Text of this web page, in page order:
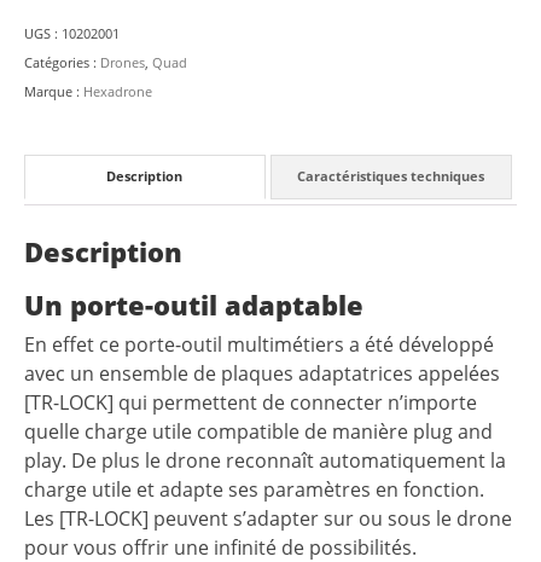
UGS : 10202001
Catégories : Drones Quad
Marque : Hexadrone
Description Caractéristiques techniques
Description
Un porte-outil adaptable
En effet ce porte-outil multimétiers a été développé
avec un ensemble de plaques adaptatrices appelées
[TR-LOCK] qui permettent de connecter n’importe
quelle charge utile compatible de manière plug and
play. De plus le drone reconnaît automatiquement la
charge utile et adapte ses paramètres en fonction.
Les [TR-LOCK] peuvent s’adapter sur ou sous le drone
pour vous offrir une infinité de possibilités.